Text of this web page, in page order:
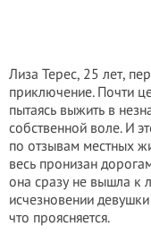
Лиза Терес, 25 лет,
приключение. Почти
пытаясь выжить в
собственной воле. И
по отзывам местных
весь пронизан
она сразу не вышла к
исчезновении
что проясняется.